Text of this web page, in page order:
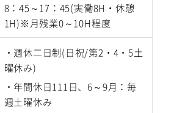
8：45～17：45(実働8H・休憩
1H)※月残業0～10H程度
・週休二日制(日祝/第2・4・5土
曜休み)
・年間休日111日、6～9月：毎
週土曜休み